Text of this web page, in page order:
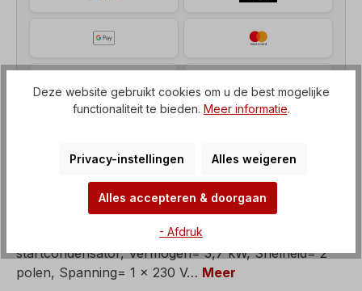
Elektromotor, enkelfasige motor met bedrijfs- en
startcondensator, Vermogen= 3,7 kW, Snelheid= 2
polen, Spanning= 1 x 230 V… Meer
Deze website gebruikt cookies om u de best mogelijke
functionaliteit te bieden. Meer informatie.
Privacy-instellingen Alles weigeren
Alles accepteren & doorgaan
- Afdruk